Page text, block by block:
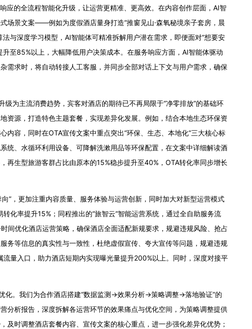
应的全流程智能化升级，让运营更精准、更高效。在内容创作层面，AI智
场景文案——例如为度假酒店量身打造“推窗见山·森氧秘境亲子套房，晨
与深度学习模型，AI智能体可精准拆解用户潜在需求，即便面对“想要安
至85%以上，大幅降低用户决策成本。在服务响应方面，AI智能体驱动
需求时，将自动转接人工客服，并同步全部对话上下文与用户需求，确保
为主流消费趋势，宾客对酒店的期待已不再局限于“净零排放”的基础环
资源，打造特色主题套餐，实现差异化发展。例如，结合本地生态环保资
内容，同时在OTA宣传文案中重点突出“环保、生态、本地化”三大核心标
统、水循环利用设备、可降解洗漱用品等环保配置，在文案中详细解读酒
再生型旅游客群占比由原本的15%稳步提升至40%，OTA转化率同步增长
，更加注重内容质量、服务体验与运营创新，同时加大对新型运营模式
率提升15%；同程推出的“旅智云”智能运营系统，通过全自助服务流
间优化酒店运营策略，确保酒店全面适配新规要求，规避违规风险、抢占
务等信息的真实性与一致性，杜绝虚假宣传、夸大宣传等问题，规避违规
量入口，助力酒店短期内实现曝光量提升200%以上。同时，深度对接平
。我们为合作酒店搭建“数据监测→效果分析→策略调整→落地验证”的
分析报告，深度拆解各运营环节的效果痛点与优化空间，为策略调整提供
时调整酒店套餐内容、宣传文案的核心重点，进一步强化差异化优势；